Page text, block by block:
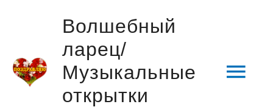
содержимому
Волшебный
ларец/
Музыкальные
открытки